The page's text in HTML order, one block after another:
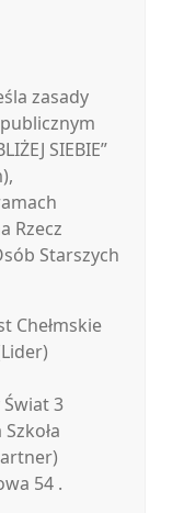
zasady
SIEBIE”
Rzecz
Starszych
Chełmskie
3
54 .